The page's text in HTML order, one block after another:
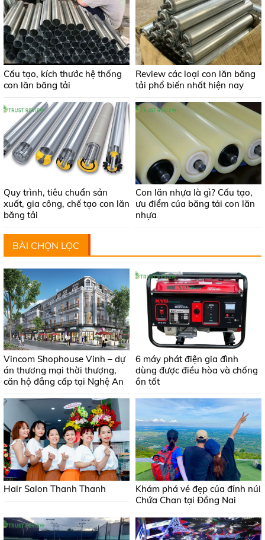
Cấu tạo, kích thước hệ thống
con lăn băng tải
Review các loại con lăn băng
tải phổ biến nhất hiện nay
Quy trình, tiêu chuẩn sản
xuất, gia công, chế tạo con lăn
băng tải
Con lăn nhựa là gì? Cấu tạo,
ưu điểm của băng tải con lăn
nhựa
BÀI CHỌN LỌC
Vincom Shophouse Vinh – dự
án thương mại thời thượng,
căn hộ đẳng cấp tại Nghệ An
6 máy phát điện gia đình
dùng được điều hòa và chống
ồn tốt
Hair Salon Thanh Thanh
Khám phá vẻ đẹp của đỉnh núi
Chứa Chan tại Đồng Nai